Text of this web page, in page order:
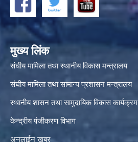
मुख्य लिंक
संघीय मामिला तथा स्थानीय विकास मन्त्रालय
संघीय मामिला तथा सामान्य प्रशासन मन्त्रालय
स्थानीय शासन तथा सामुदायिक विकास कार्यक्रम
केन्द्रीय पंजीकरण विभाग
अनलाईन खबर